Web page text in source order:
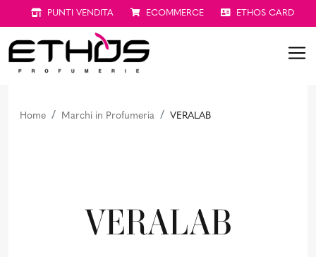
PUNTI VENDITA ECOMMERCE ETHOS CARD
Home Marchi in Profumeria VERALAB
VERALAB